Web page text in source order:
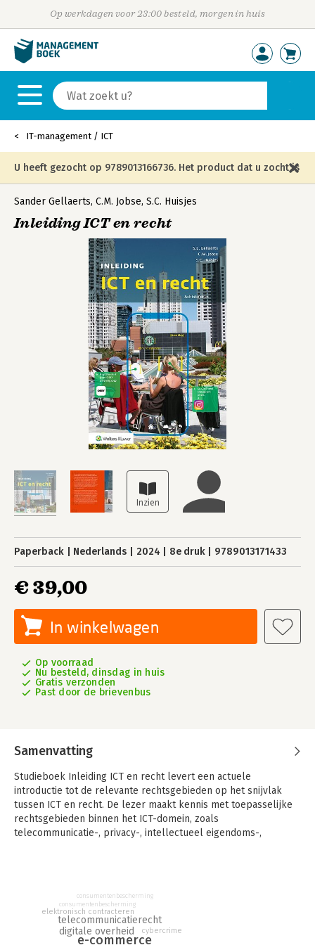
Op werkdagen voor 23:00 besteld, morgen in huis
IT-management / ICT
U heeft gezocht op 9789013166736. Het product dat u zocht is
niet meer in die editie leverbaar en is vervangen door de
onderstaande editie.
Sander Gellaerts, C.M. Jobse, S.C. Huisjes
Inleiding ICT en recht
Paperback Nederlands 2024 8e druk 9789013171433
€ 39,00
In winkelwagen
Op voorraad
Nu besteld, dinsdag in huis
Gratis verzonden
Past door de brievenbus
Samenvatting
Studieboek Inleiding ICT en recht levert een actuele
introductie tot de relevante rechtsgebieden op het snijvlak
tussen ICT en recht. De lezer maakt kennis met toepasselijke
rechtsgebieden binnen het ICT-domein, zoals
telecommunicatie-, privacy-, intellectueel eigendoms-,
met ICT. Techniek is simpelweg verweven met ons dagelijkse
leven. Tegelijkertijd brengen deze technologische
ontwikkelingen ook juridische uitdagingen met zich mee. Het
veelal statische recht moet immers flexibel mee kunnen
e-commerce
digitale overheid
telecommunicatierecht
cybercrime
elektronisch contracteren
consumentenbescherming
consumentenbescherming